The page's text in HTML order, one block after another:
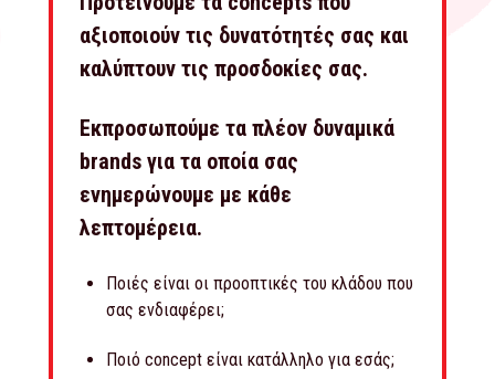
αξιοποιούν τις δυνατότητές σας και
καλύπτουν τις προσδοκίες σας.
Εκπροσωπούμε τα πλέον δυναμικά
brands για τα οποία σας
ενημερώνουμε με κάθε
λεπτομέρεια.
Ποιές είναι οι προοπτικές του κλάδου που
σας ενδιαφέρει;
Ποιό concept είναι κατάλληλο για εσάς;